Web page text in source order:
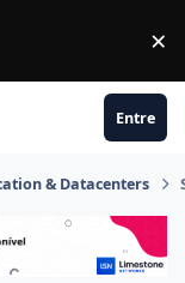
×
Entre
& Datacenters